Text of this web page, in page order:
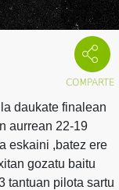
daukate finalean
aurrean 22-19
eskaini ,batez ere
gozatu baitu
tantuan pilota sartu